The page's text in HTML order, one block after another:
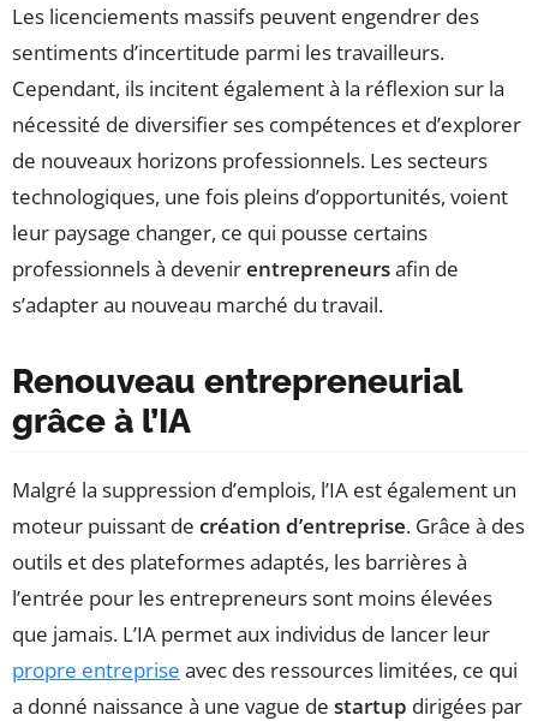
Les licenciements massifs peuvent engendrer des
sentiments d’incertitude parmi les travailleurs.
Cependant, ils incitent également à la réflexion sur la
nécessité de diversifier ses compétences et d’explorer
de nouveaux horizons professionnels. Les secteurs
technologiques, une fois pleins d’opportunités, voient
leur paysage changer, ce qui pousse certains
professionnels à devenirentrepreneursafin de
s’adapter au nouveau marché du travail.
Renouveau entrepreneurial
grâce à l’IA
Malgré la suppression d’emplois, l’IA est également un
moteur puissant de création d’entreprise. Grâce à des
outils et des plateformes adaptés, les barrières à
l’entrée pour les entrepreneurs sont moins élevées
que jamais. L’IA permet aux individus de lancer leur
propre entreprise avec des ressources limitées, ce qui
a donné naissance à une vague de startup dirigées par